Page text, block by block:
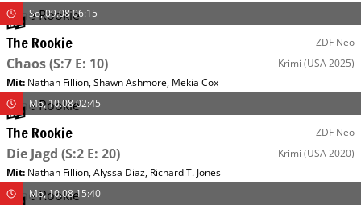
So, 09.08 06:15
The Rookie ZDF Neo
Chaos(S:7 E: 10) Krimi (USA 2025)
Mit: Nathan Fillion,Shawn Ashmore, Mekia Cox
Mo, 10.08 02:45
The Rookie ZDF Neo
Die Jagd (S:2 E: 20) Krimi (USA 2020)
Mit: Nathan Fillion,Alyssa Diaz, Richard T. Jones
Mo, 10.08 15:40